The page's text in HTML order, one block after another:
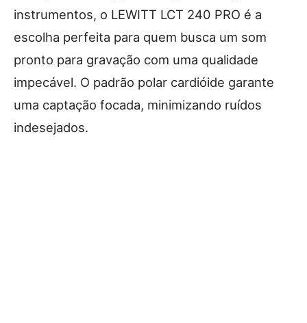
instrumentos, o LEWITT LCT 240 PRO é a
escolha perfeita para quem busca um som
pronto para gravação com uma qualidade
impecável. O padrão polar cardióide garante
uma captação focada, minimizando ruídos
indesejados.